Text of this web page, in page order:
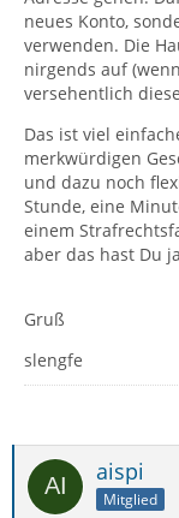
neues Konto,
verwenden. Die
nirgends auf
versehentlich
Das ist viel
merkwürdigen
und dazu noch
Stunde, eine
einem
aber das hast Du
Gruß
slengfe
aispi
Mitglied